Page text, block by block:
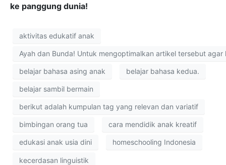
ke panggung dunia!
aktivitas edukatif anak
Ayah dan Bunda! Untuk mengoptimalkan artikel tersebut
belajar bahasa asing anak belajar bahasa kedua.
belajar sambil bermain
berikut adalah kumpulan tag yang relevan dan variatif
bimbingan orang tua cara mendidik anak kreatif
edukasi anak usia dini homeschooling Indonesia
kecerdasan linguistik